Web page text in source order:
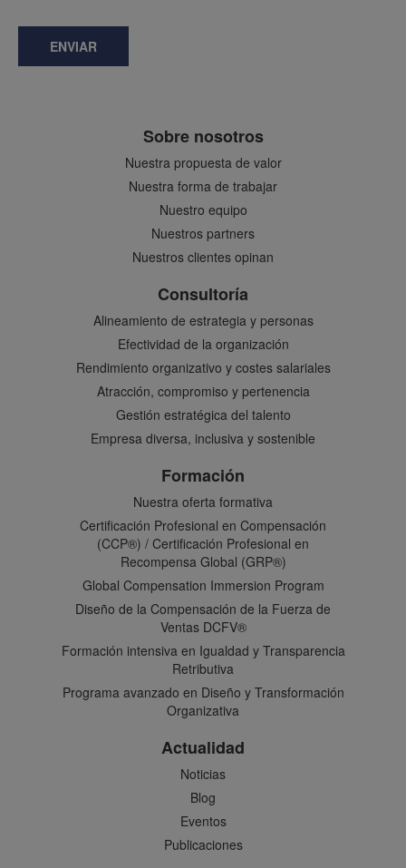
ENVIAR
Sobre nosotros
Nuestra propuesta de valor
Nuestra forma de trabajar
Nuestro equipo
Nuestros partners
Nuestros clientes opinan
Consultoría
Alineamiento de estrategia y personas
Efectividad de la organización
Rendimiento organizativo y costes salariales
Atracción, compromiso y pertenencia
Gestión estratégica del talento
Empresa diversa, inclusiva y sostenible
Formación
Nuestra oferta formativa
Certificación Profesional en Compensación
(CCP®) / Certificación Profesional en
Recompensa Global (GRP®)
Global Compensation Immersion Program
Diseño de la Compensación de la Fuerza de
Ventas DCFV®
Formación intensiva en Igualdad y Transparencia
Retributiva
Programa avanzado en Diseño y Transformación
Organizativa
Actualidad
Noticias
Blog
Eventos
Publicaciones